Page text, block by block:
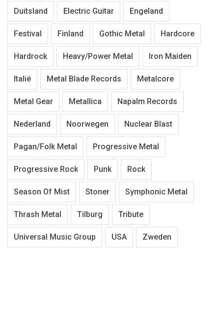
Duitsland Electric Guitar Engeland
Festival Finland Gothic Metal Hardcore
Hardrock Heavy/Power Metal Iron Maiden
Italië Metal Blade Records Metalcore
Metal Gear Metallica Napalm Records
Nederland Noorwegen Nuclear Blast
Pagan/Folk Metal Progressive Metal
Progressive Rock Punk Rock
Season Of Mist Stoner Symphonic Metal
Thrash Metal Tilburg Tribute
Universal Music Group USA Zweden